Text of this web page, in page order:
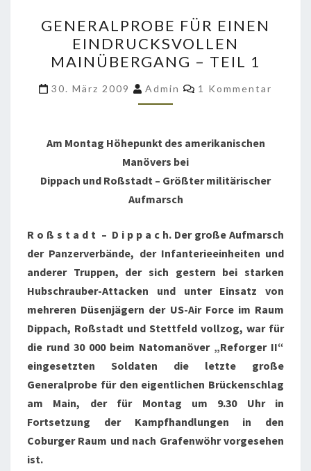
FÜR
EINEN
EINDRUCKSVOLLEN
MAINÜBERGANG
–
1
GENERALPROBE FÜR EINEN
EINDRUCKSVOLLEN
MAINÜBERGANG – TEIL 1
30. März 2009 Admin Kommentare
1 Kommentar
Am Montag Höhepunkt des amerikanischen
Manövers bei
Dippach und Roßstadt – Größter militärischer
Aufmarsch
R o ß s t a d t – D i p p a c h. Der große Aufmarsch
der Panzerverbände, der Infanterieeinheiten und
anderer Truppen, der sich gestern bei starken
Hubschrauber-Attacken und unter Einsatz von
mehreren Düsenjägern der US-Air Force im Raum
Dippach, Roßstadt und Stettfeld vollzog, war für
die rund 30 000 beim Natomanöver „Reforger II“
eingesetzten Soldaten die letzte große
Generalprobe für den eigentlichen Brückenschlag
am Main, der für Montag um 9.30 Uhr in
Fortsetzung der Kampfhandlungen in den
Coburger Raum und nach Grafenwöhr vorgesehen
ist.